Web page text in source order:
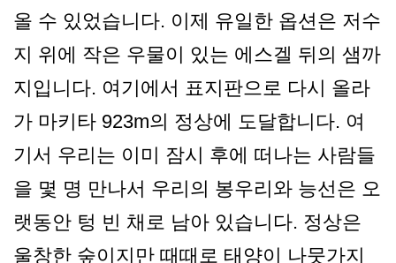
올 수 있었습니다. 이제 유일한 옵션은 저수
지 위에 작은 우물이 있는 에스겔 뒤의 샘까
지입니다. 여기에서 표지판으로 다시 올라
가 마키타 923m의 정상에 도달합니다. 여
기서 우리는 이미 잠시 후에 떠나는 사람들
을 몇 명 만나서 우리의 봉우리와 능선은 오
랫동안 텅 빈 채로 남아 있습니다. 정상은
울창한 숲이지만 때때로 태양이 나뭇가지